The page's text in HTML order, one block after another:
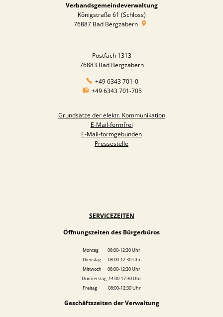
Verbandsgemeindeverwaltung
Königstraße 61 (Schloss)
76887 Bad Bergzabern
Postfach 1313
76883 Bad Bergzabern
+49 6343 701-0
+49 6343 701-705
Grundsätze der elektr. Kommunikation
E-Mail-formfrei
E-Mail-formgebunden
Pressestelle
SERVICEZEITEN
Öffnungszeiten des Bürgerbüros
Montag 08:00-12:30 Uhr
Dienstag 08:00-12:30 Uhr
Mittwoch 08:00-12:30 Uhr
Donnerstag 14:00-17:30 Uhr
Freitag 08:00-12:30 Uhr
Geschäftszeiten der Verwaltung